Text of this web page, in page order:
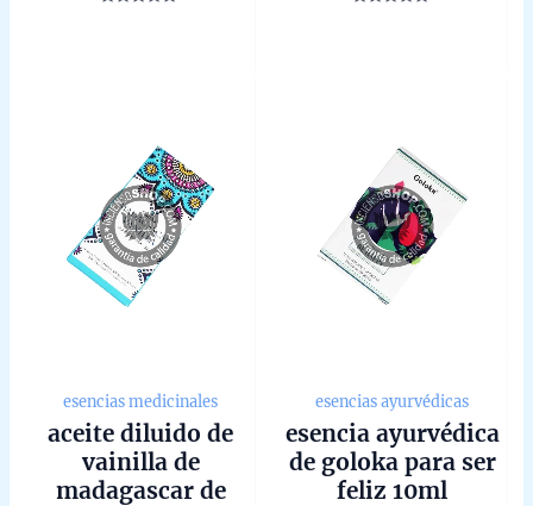
esencias medicinales
aceite diluido de
vainilla de
madagascar de
esencias ayurvédicas
esencia ayurvédica
de goloka para ser
feliz 10ml